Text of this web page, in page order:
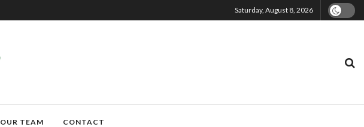
Saturday, August 8, 2026
OUR TEAM CONTACT